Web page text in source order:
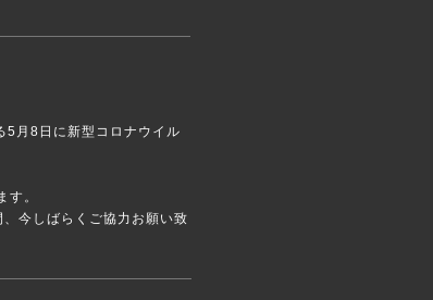
5月8日に新型コロナウイル
。
今しばらくご協力お願い致